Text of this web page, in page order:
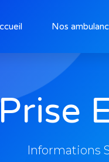
Nos
Informations